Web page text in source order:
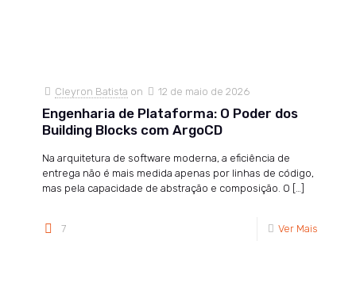
Cleyron Batista on 12 de maio de 2026
Engenharia de Plataforma: O Poder dos
Building Blocks com ArgoCD
Na arquitetura de software moderna, a eficiência de
entrega não é mais medida apenas por linhas de código,
mas pela capacidade de abstração e composição. O
7 Ver Mais